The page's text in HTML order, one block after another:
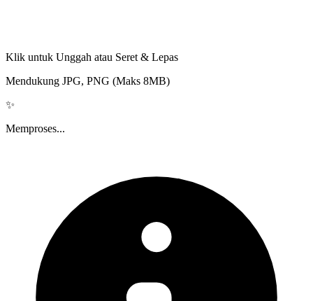
Klik untuk Unggah atau Seret & Lepas
Mendukung JPG, PNG (Maks 8MB)
✨
Memproses...